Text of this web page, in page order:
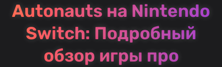
Autonauts на Nintendo
Switch: Подробный
обзор игры про